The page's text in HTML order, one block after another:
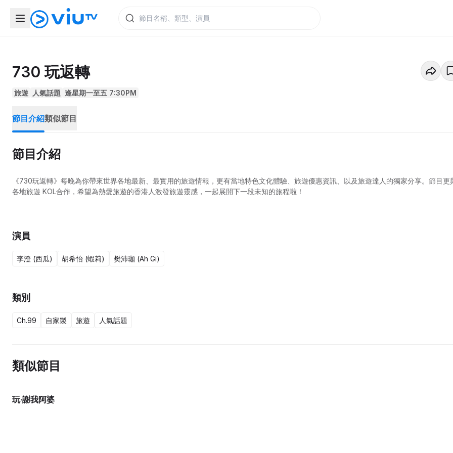
730 玩返轉
旅遊 人氣話題 逢星期一至五 7:30PM
節目介紹類似節目
節目介紹
《730玩返轉》每晚為你帶來世界各地最新、最實用的旅遊情報，更有當地特色文化體驗、旅遊優惠資訊、以及旅遊達人的獨家分享。節目更
各地旅遊 KOL合作，希望為熱愛旅遊的香港人激發旅遊靈感，一起展開下一段未知的旅程啦！
演員
李澄 (西瓜) 胡希怡 (蝦莉) 樊沛珈 (Ah Gi)
類別
Ch.99 自家製 旅遊 人氣話題
類似節目
玩‧謝我阿婆